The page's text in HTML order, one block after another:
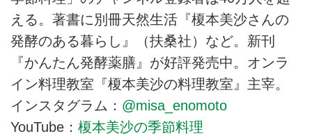
える。著書に別冊天然生活『榎本美沙さんの
発酵のある暮らし』（扶桑社）など。新刊
『かんたん発酵薬膳』が好評発売中。オンラ
イン料理教室『榎本美沙の料理教室』主宰。
インスタグラム： @misa_enomoto
YouTube： 榎本美沙の季節料理